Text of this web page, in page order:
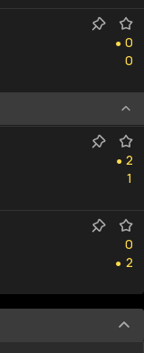
●
0
0
0
0
●
2
2
1
1
0
0
●
2
2